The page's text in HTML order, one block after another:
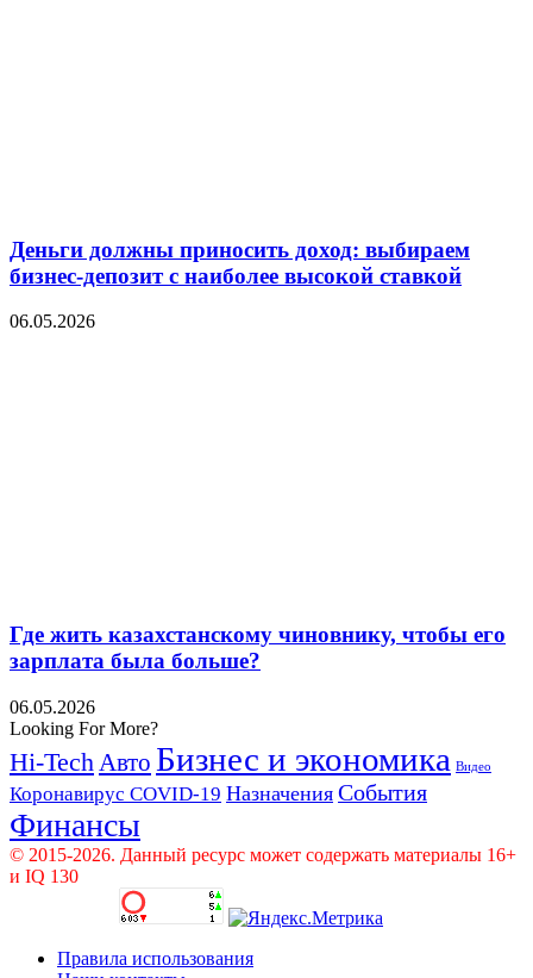
Деньги должны приносить доход: выбираем
бизнес-депозит с наиболее высокой ставкой
06.05.2026
Где жить казахстанскому чиновнику, чтобы его
зарплата была больше?
06.05.2026
Looking For More?
Hi-Tech Авто Бизнес и экономика Видео
Коронавирус COVID-19 Назначения События
Финансы
© 2015-2026. Данный ресурс может содержать материалы 16+
и IQ 130
Правила использования